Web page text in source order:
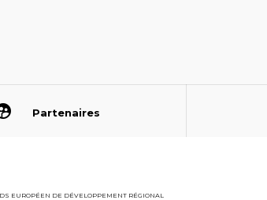
Partenaires
EUROPÉEN DE DÉVELOPPEMENT RÉGIONAL